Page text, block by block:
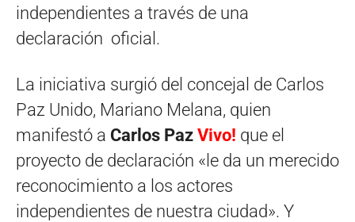
independientes a través de una
declaración oficial.
La iniciativa surgió del concejal de Carlos
Paz Unido, Mariano Melana, quien
manifestó a Carlos Paz Vivo! que el
proyecto de declaración «le da un merecido
reconocimiento a los actores
independientes de nuestra ciudad». Y